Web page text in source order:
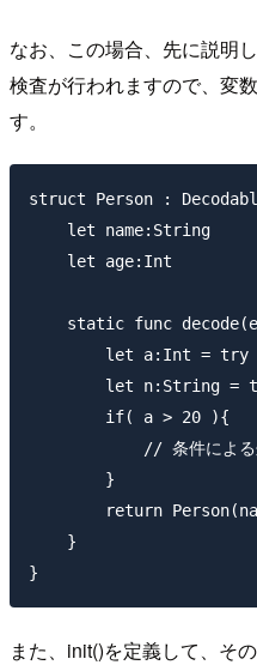
なお、この場合、先に説明
検査が行われますので、変
す。
struct Person :
    let name:String
    let age:Int
static func
let a:Int = try
let n:String =
        if( a > 20 ){
// 条件による
        }
return
    }
また、init()を定義して、そ